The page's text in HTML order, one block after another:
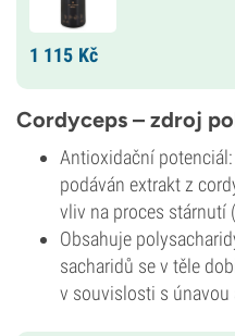
1 115 Kč
Cordyceps – zdroj
Antioxidační
podáván extrakt z
vliv na proces stárnutí (
Obsahuje
sacharidů se v těle
v souvislosti s